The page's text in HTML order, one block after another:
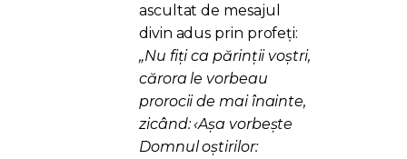
ascultat de mesajul
divin adus prin profeți:
„Nu fiţi ca părinţii voştri,
cărora le vorbeau
prorocii de mai înainte,
zicând: ‹Aşa vorbeşte
Domnul oştirilor: